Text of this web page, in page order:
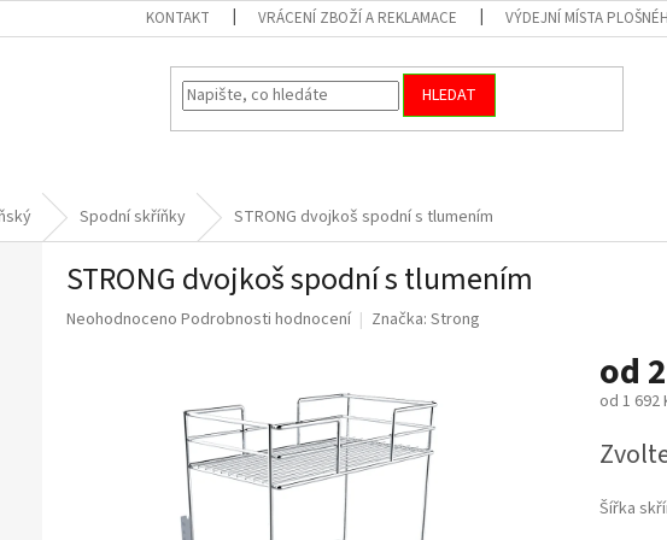
KONTAKT VRÁCENÍ ZBOŽÍ A REKLAMACE VÝDEJNÍ MÍSTA
HLEDAT
Spodní skříňky STRONG dvojkoš spodní s tlumením
STRONG dvojkoš spodní s tlumením
Průměrné
Neohodnoceno Podrobnosti hodnocení Značka: Strong
od
od 1 692
cena:
Šířka